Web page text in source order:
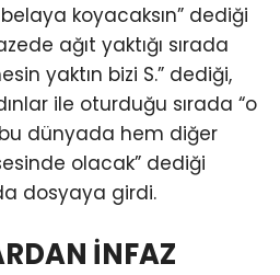
koyacaksın” dediği
ağıt yaktığı sırada
yaktın bizi S.” dediği,
ile oturduğu sırada “o
dünyada hem diğer
olacak” dediği
dosyaya girdi.
İNFAZ